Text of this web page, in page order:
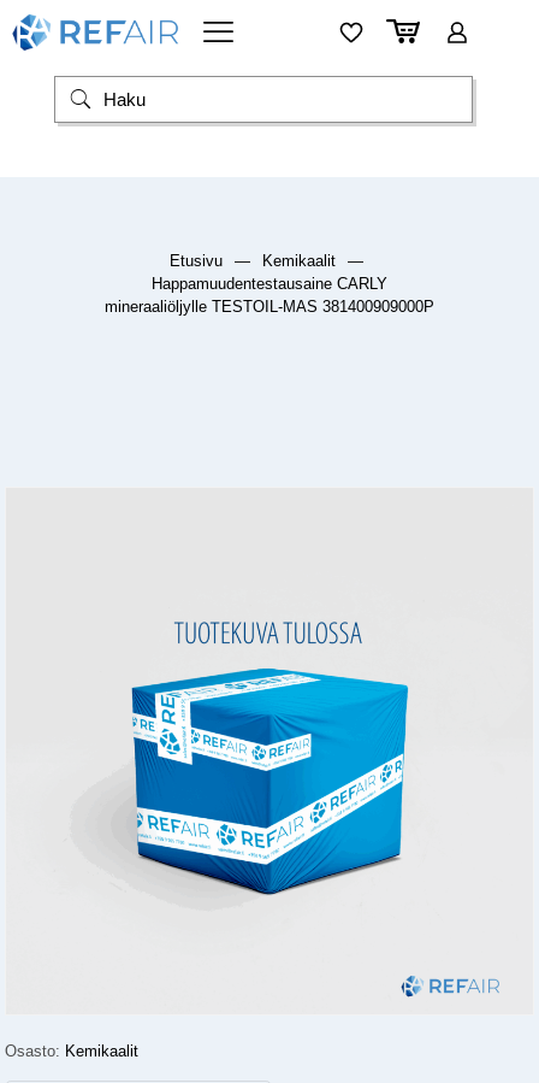
Etusivu — Kemikaalit
—
Happamuudentestausaine CARLY
mineraaliöljylle TESTOIL-MAS 381400909000P
Osasto: Kemikaalit